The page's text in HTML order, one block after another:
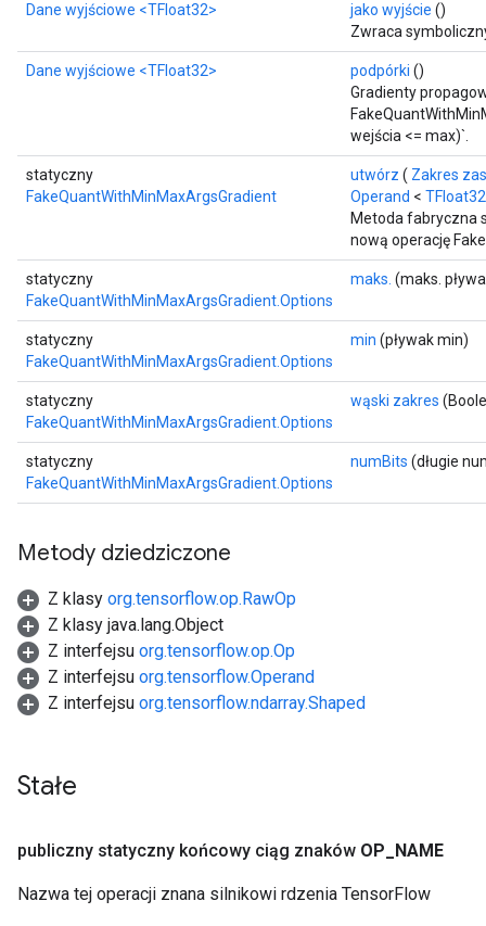
Dane wyjściowe <TFloat32> jako wyjście ()
Zwraca
Dane wyjściowe <TFloat32> podpórki ()
Gradienty
wejścia <= max)`.
statyczny
FakeQuantWithMinMaxArgsGradient
utwórz ( Zakres
Operand < TFloat32
Metoda fabryczna
nową operację
statyczny
FakeQuantWithMinMaxArgsGradient.Options
maks. (maks.
statyczny
FakeQuantWithMinMaxArgsGradient.Options
min (pływak min)
statyczny
FakeQuantWithMinMaxArgsGradient.Options
wąski zakres
statyczny
FakeQuantWithMinMaxArgsGradient.Options
numBits (długie
Metody dziedziczone
Z klasy org.tensorflow.op.RawOp
Z klasy java.lang.Object
Z interfejsu org.tensorflow.op.Op
Z interfejsu org.tensorflow.Operand
Z interfejsu org.tensorflow.ndarray.Shaped
Stałe
publiczny statyczny końcowy ciąg znaków OP NAME
Nazwa tej operacji znana silnikowi rdzenia TensorFlow